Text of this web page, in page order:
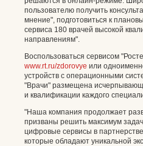
пользователю получить
мнение", подготовиться к
сервиса 180 врачей высокой
направлениям".
Воспользоваться сервисом
www.rt.ru/zdorovye или
устройств с операционными
"Врачи" размещена
и квалификации каждого
"Наша компания продолжает
призваны решить максимум
цифровые сервисы в
которые обладают уникальной